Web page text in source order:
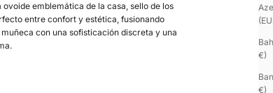
€)
€)
emblemática de la casa, sello de los
entre confort y estética, fusionando
con una sofisticación discreta y una